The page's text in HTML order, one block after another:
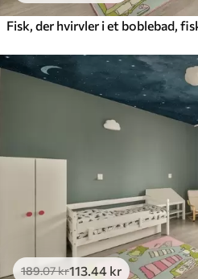
189.07kr113.44 kr